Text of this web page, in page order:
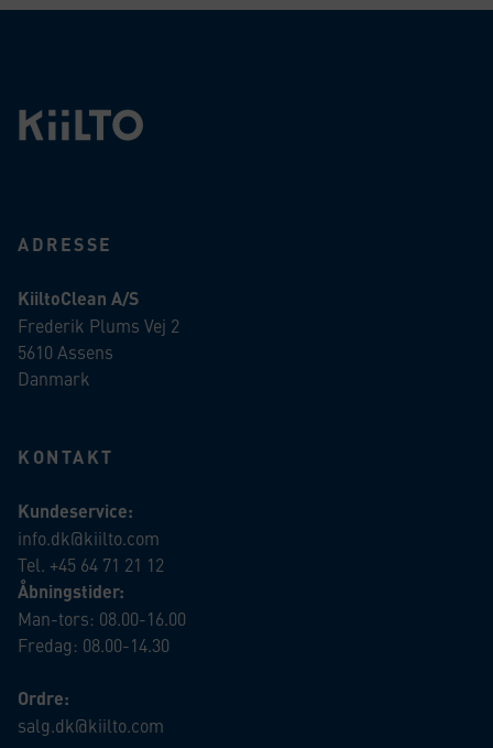
ADRESSE
KiiltoClean A/S
Frederik Plums Vej 2
5610 Assens
Danmark
KONTAKT
Kundeservice:
info.dk@kiilto.com
Tel. +45 64 71 21 12
Åbningstider:
Man-tors: 08.00-16.00
Fredag: 08.00-14.30
Ordre:
salg.dk@kiilto.com